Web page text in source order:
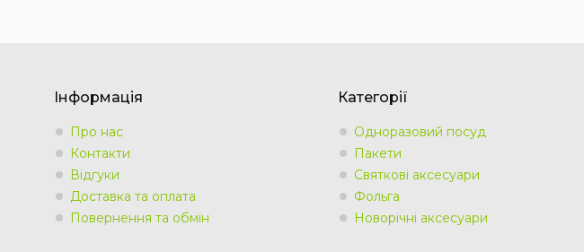
Інформація
Про нас
Контакти
Відгуки
Доставка та оплата
Повернення та обмін
Категорії
Одноразовий посуд
Пакети
Святкові аксесуари
Фольга
Новорічні аксесуари